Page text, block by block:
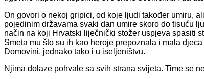
On govori o nekoj gripici, od koje ljudi također umiru,
pojedinim državama svaki dan umire skoro do tisuću
način na koji Hrvatski liječnički stožer uspjeva spasiti
Smeta mu što su ih kao heroje prepoznala i mala
Domovini, jednako tako i u iseljeništvu.
Njima dolaze pohvale sa svih strana svijeta. Time se